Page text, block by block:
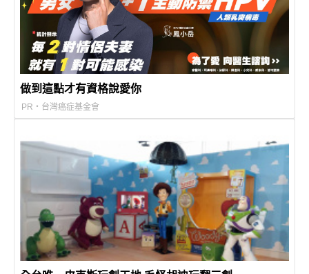
做到這點才有資格說愛你
PR・台灣癌症基金會